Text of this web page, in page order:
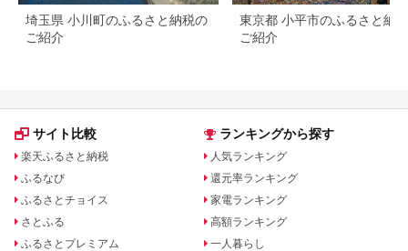
埼玉県 小川町のふるさと納税の
ご紹介
東京都 小平市のふるさと納
ご紹介
サイト比較
楽天ふるさと納税
ふるなび
ふるさとチョイス
さとふる
ふるさとプレミアム
ランキングから探す
人気ランキング
還元率ランキング
家電ランキング
高額ランキング
一人暮らし